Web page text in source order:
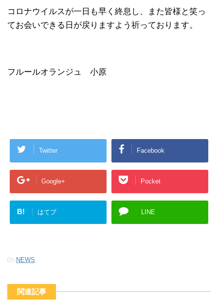
コロナウイルスが一日も早く終息し、また皆様と笑っ
てお会いできる日が戻りますよう祈っております。
フルールオランジュ 小原
Twitter Facebook
Google+ Pocket
B! はてブ LINE
-NEWS
関連記事